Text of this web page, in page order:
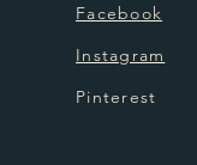
Facebook
Instagram
Pinterest